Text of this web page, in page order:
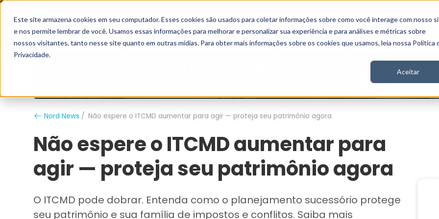
Este site armazena cookies em seu computador. Esses cookies são usados para coletar informações sobre como você interage com nosso
e nos permite lembrar de você. Usamos essas informações para melhorar e personalizar sua experiência e para análises e métricas sobre
nossos visitantes, tanto nesse site quanto em outras mídias. Para obter mais informações sobre os cookies que usamos, leia nossa Política
Privacidade.
Aceitar
Grupo Nord Analistas Vídeos Stories Inscreva-se
Nord News Não espere o ITCMD aumentar para agir — proteja seu patrimônio agora
Não espere o ITCMD aumentar para
agir — proteja seu patrimônio agora
O ITCMD pode dobrar. Entenda como o planejamento sucessório protege
seu patrimônio e sua família de impostos e conflitos. Saiba mais